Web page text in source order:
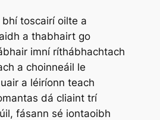
toscairí oilte a
a thabhairt go
imní ríthábhachtach
a choinneáil le
a léiríonn teach
dá cliaint trí
fásann sé iontaoibh